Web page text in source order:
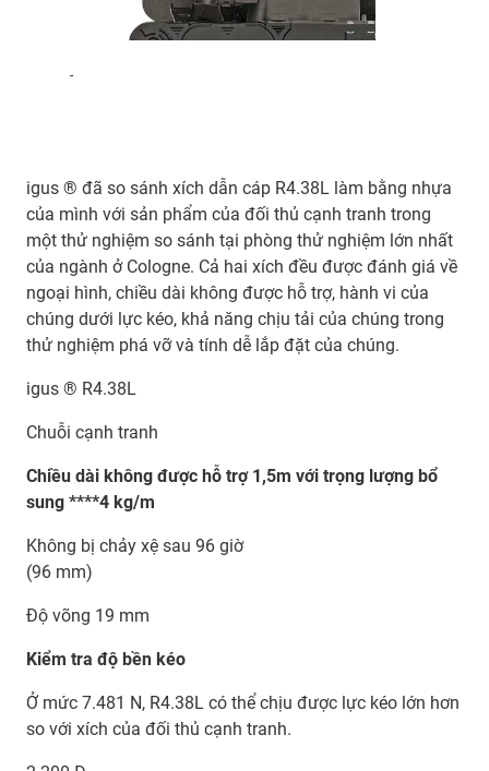
-
igus ® đã so sánh xích dẫn cáp R4.38L làm bằng nhựa
của mình với sản phẩm của đối thủ cạnh tranh trong
một thử nghiệm so sánh tại phòng thử nghiệm lớn nhất
của ngành ở Cologne. Cả hai xích đều được đánh giá về
ngoại hình, chiều dài không được hỗ trợ, hành vi của
chúng dưới lực kéo, khả năng chịu tải của chúng trong
thử nghiệm phá vỡ và tính dễ lắp đặt của chúng.
igus ® R4.38L
Chuỗi cạnh tranh
Chiều dài không được hỗ trợ 1,5m với trọng lượng bổ
sung ****4 kg/m
Không bị chảy xệ sau 96 giờ
(96 mm)
Độ võng 19 mm
Kiểm tra độ bền kéo
Ở mức 7.481 N, R4.38L có thể chịu được lực kéo lớn hơn
so với xích của đối thủ cạnh tranh.